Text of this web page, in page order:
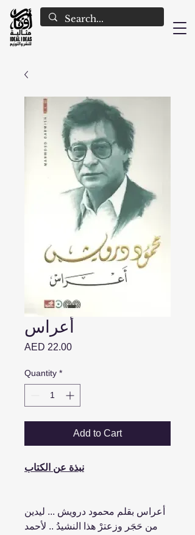
أعراس
AED 22.00Price
Quantity *
Add to Cart
نبذة عن الكتاب
أعراس بقلم محمود درويش ... ليدين
من حَجَر وزعترْ هذا النشيدُ .. لأحمد